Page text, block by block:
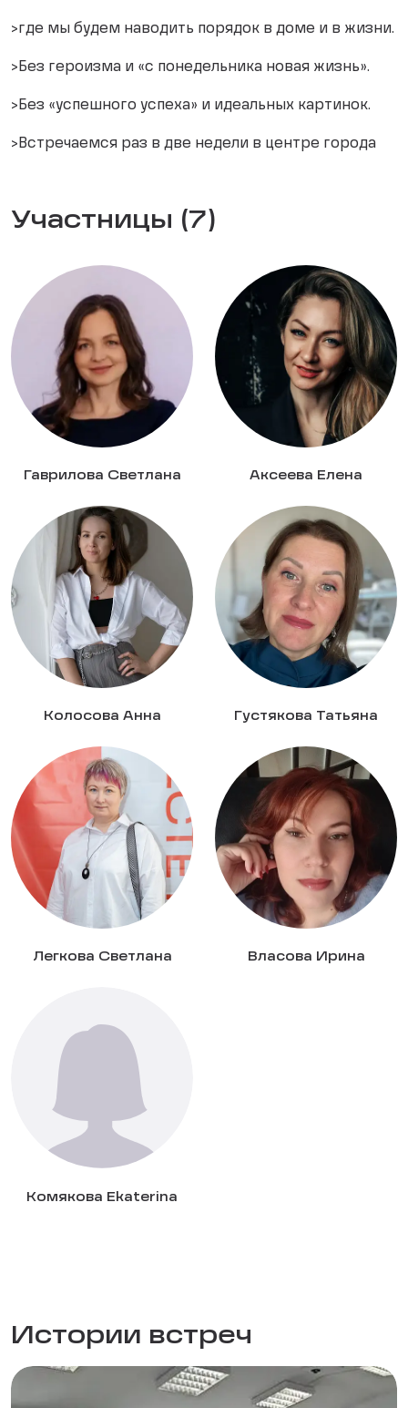
>где мы будем наводить порядок в доме и в жизни.
>Без героизма и «с понедельника новая жизнь».
>Без «успешного успеха» и идеальных картинок.
>Встречаемся раз в две недели в центре города
Участницы (7)
Гаврилова Светлана Аксеева Елена
Колосова Анна Густякова Татьяна
Легкова Светлана Власова Ирина
Комякова Ekaterina
Истории встреч